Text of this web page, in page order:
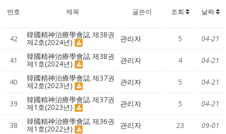
번호 제목 글쓴이 조회 날짜
42 韓國精神治療學會誌 제38권
제2호(2024년) 관리자 5 04-21
41 韓國精神治療學會誌 제38권
제1호(2024년) 관리자 4 04-21
40 韓國精神治療學會誌 제37권
제2호(2023년) 관리자 5 04-21
39 韓國精神治療學會誌 제37권
제1호(2023년) 관리자 5 04-21
38 韓國精神治療學會誌 제36권
제1호(2022년) 관리자 23 09-01